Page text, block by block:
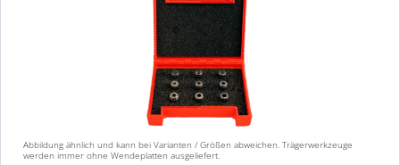
Abbildung ähnlich und kann bei Varianten / Größen abweichen. Trägerwerkzeuge
werden immer ohne Wendeplatten ausgeliefert.